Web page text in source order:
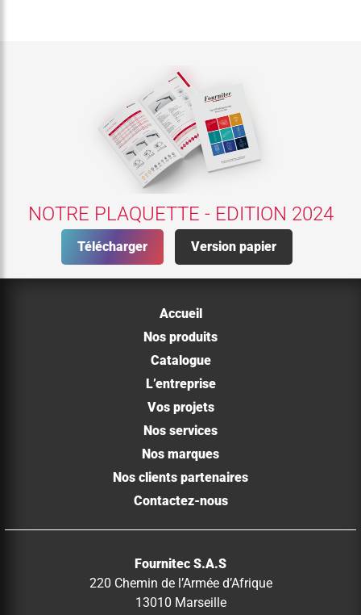
NOTRE PLAQUETTE - EDITION 2024
Télécharger Version papier
Accueil
Nos produits
Catalogue
L’entreprise
Vos projets
Nos services
Nos marques
Nos clients partenaires
Contactez-nous
Fournitec S.A.S
220 Chemin de l’Armée d’Afrique
13010 Marseille